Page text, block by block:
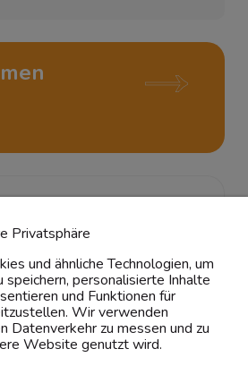
Privatsphäre
und ähnliche Technologien, um
speichern, personalisierte Inhalte
und Funktionen für
Wir verwenden
Datenverkehr zu messen und zu
Website genutzt wird.